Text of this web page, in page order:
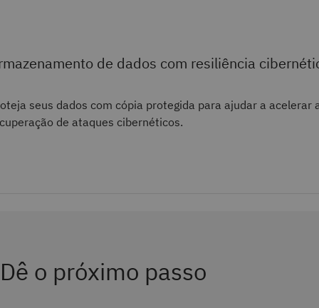
de dados com resiliência
seus dados com cópia protegida para ajudar a acelerar
de ataques cibernéticos.
Dê o próximo passo